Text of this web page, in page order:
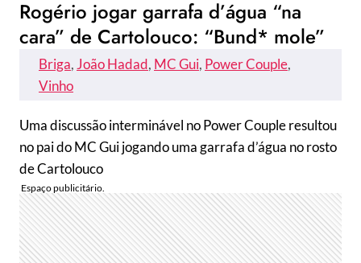
Rogério jogar garrafa d’água “na
cara” de Cartolouco: “Bund* mole”
Briga, João Hadad, MC Gui, Power Couple
Vinho
Uma discussão interminável no Power Couple resultou
no pai do MC Gui jogando uma garrafa d’água no rosto
de Cartolouco